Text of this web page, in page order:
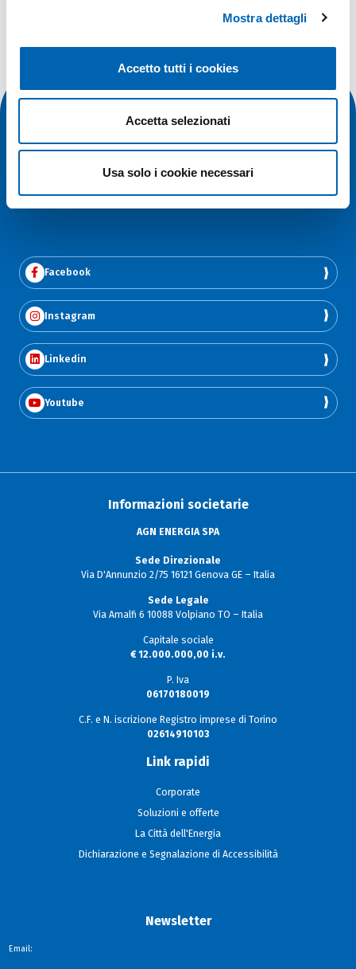
Mostra dettagli
Accetto tutti i cookies
Accetta selezionati
Usa solo i cookie necessari
Facebook
Instagram
Linkedin
Youtube
Informazioni societarie
AGN ENERGIA SPA
Sede Direzionale
Via D'Annunzio 2/75 16121 Genova GE – Italia
Sede Legale
Via Amalfi 6 10088 Volpiano TO – Italia
Capitale sociale
€ 12.000.000,00 i.v.
P. Iva
06170180019
C.F. e N. iscrizione Registro imprese di Torino
02614910103
Link rapidi
Corporate
Soluzioni e offerte
La Città dell'Energia
Dichiarazione e Segnalazione di Accessibilità
Newsletter
Email: